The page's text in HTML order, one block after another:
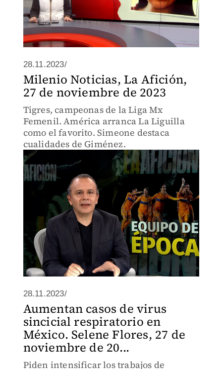
28.11.2023/
Milenio Noticias, La Afición,
27 de noviembre de 2023
Tigres, campeonas de la Liga Mx
Femenil. América arranca La Liguilla
como el favorito. Simeone destaca
cualidades de Giménez.
28.11.2023/
Aumentan casos de virus
sincicial respiratorio en
México. Selene Flores, 27 de
noviembre de 20...
Piden intensificar los trabajos de